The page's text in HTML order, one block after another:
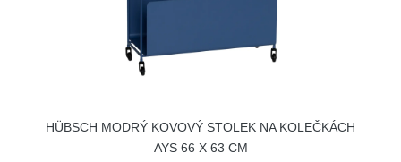
HÜBSCH MODRÝ KOVOVÝ STOLEK NA KOLEČKÁCH
AYS 66 X 63 CM